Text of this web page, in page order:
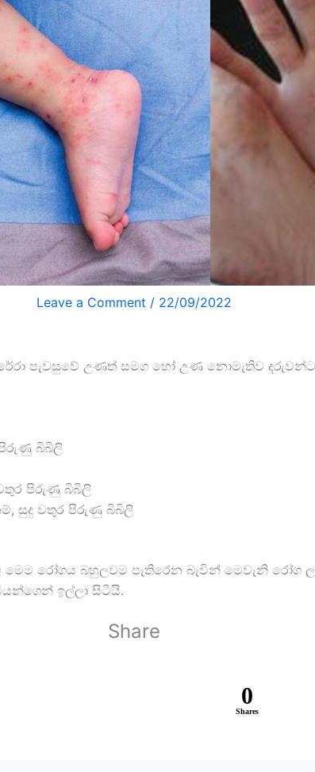
Leave a Comment / 22/09/2022
පැවසුවේ උණත් සමග හෝ උණ නොමැතිව
බිබිලි
පිරුණු බිබිලි
සුදු වතුර පිරුණු බිබිලි
මෙම රෝගය බහුලවම පැතිරෙන බැවින් මෙවැනි
ඉල්ලා සිටීයි.
Share
0
Shares